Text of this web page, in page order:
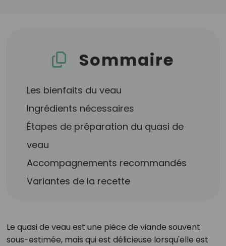
Sommaire
Les bienfaits du veau
Ingrédients nécessaires
Étapes de préparation du quasi de
veau
Accompagnements recommandés
Variantes de la recette
Le quasi de veau est une pièce de viande souvent
sous-estimée, mais qui est délicieuse lorsqu'elle est